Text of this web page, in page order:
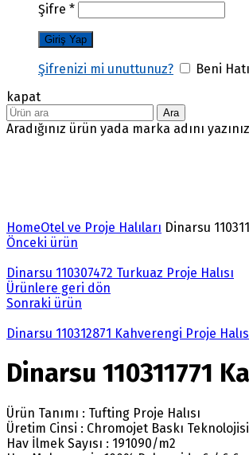
Şifre *
Şifrenizi mi unuttunuz?
Beni
kapat
Ara
Aradığınız ürün yada marka adını
HomeOtel ve Proje Halıları Dinarsu
Önceki ürün
Dinarsu 110307472 Turkuaz Proje Halısı
Ürünlere geri dön
Sonraki ürün
Dinarsu 110312871 Kahverengi Proje
Dinarsu 110311771
Ürün Tanımı : Tufting Proje Halısı
Üretim Cinsi : Chromojet Baskı Teknolojisi
Hav İlmek Sayısı : 191090/m2